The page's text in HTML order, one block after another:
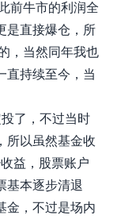
前牛市的利润全
是直接爆仓，所
，当然同年我也
直持续至今，当
了，不过当时
所以虽然基金收
益，股票账户
基本逐步清退
金，不过是场内